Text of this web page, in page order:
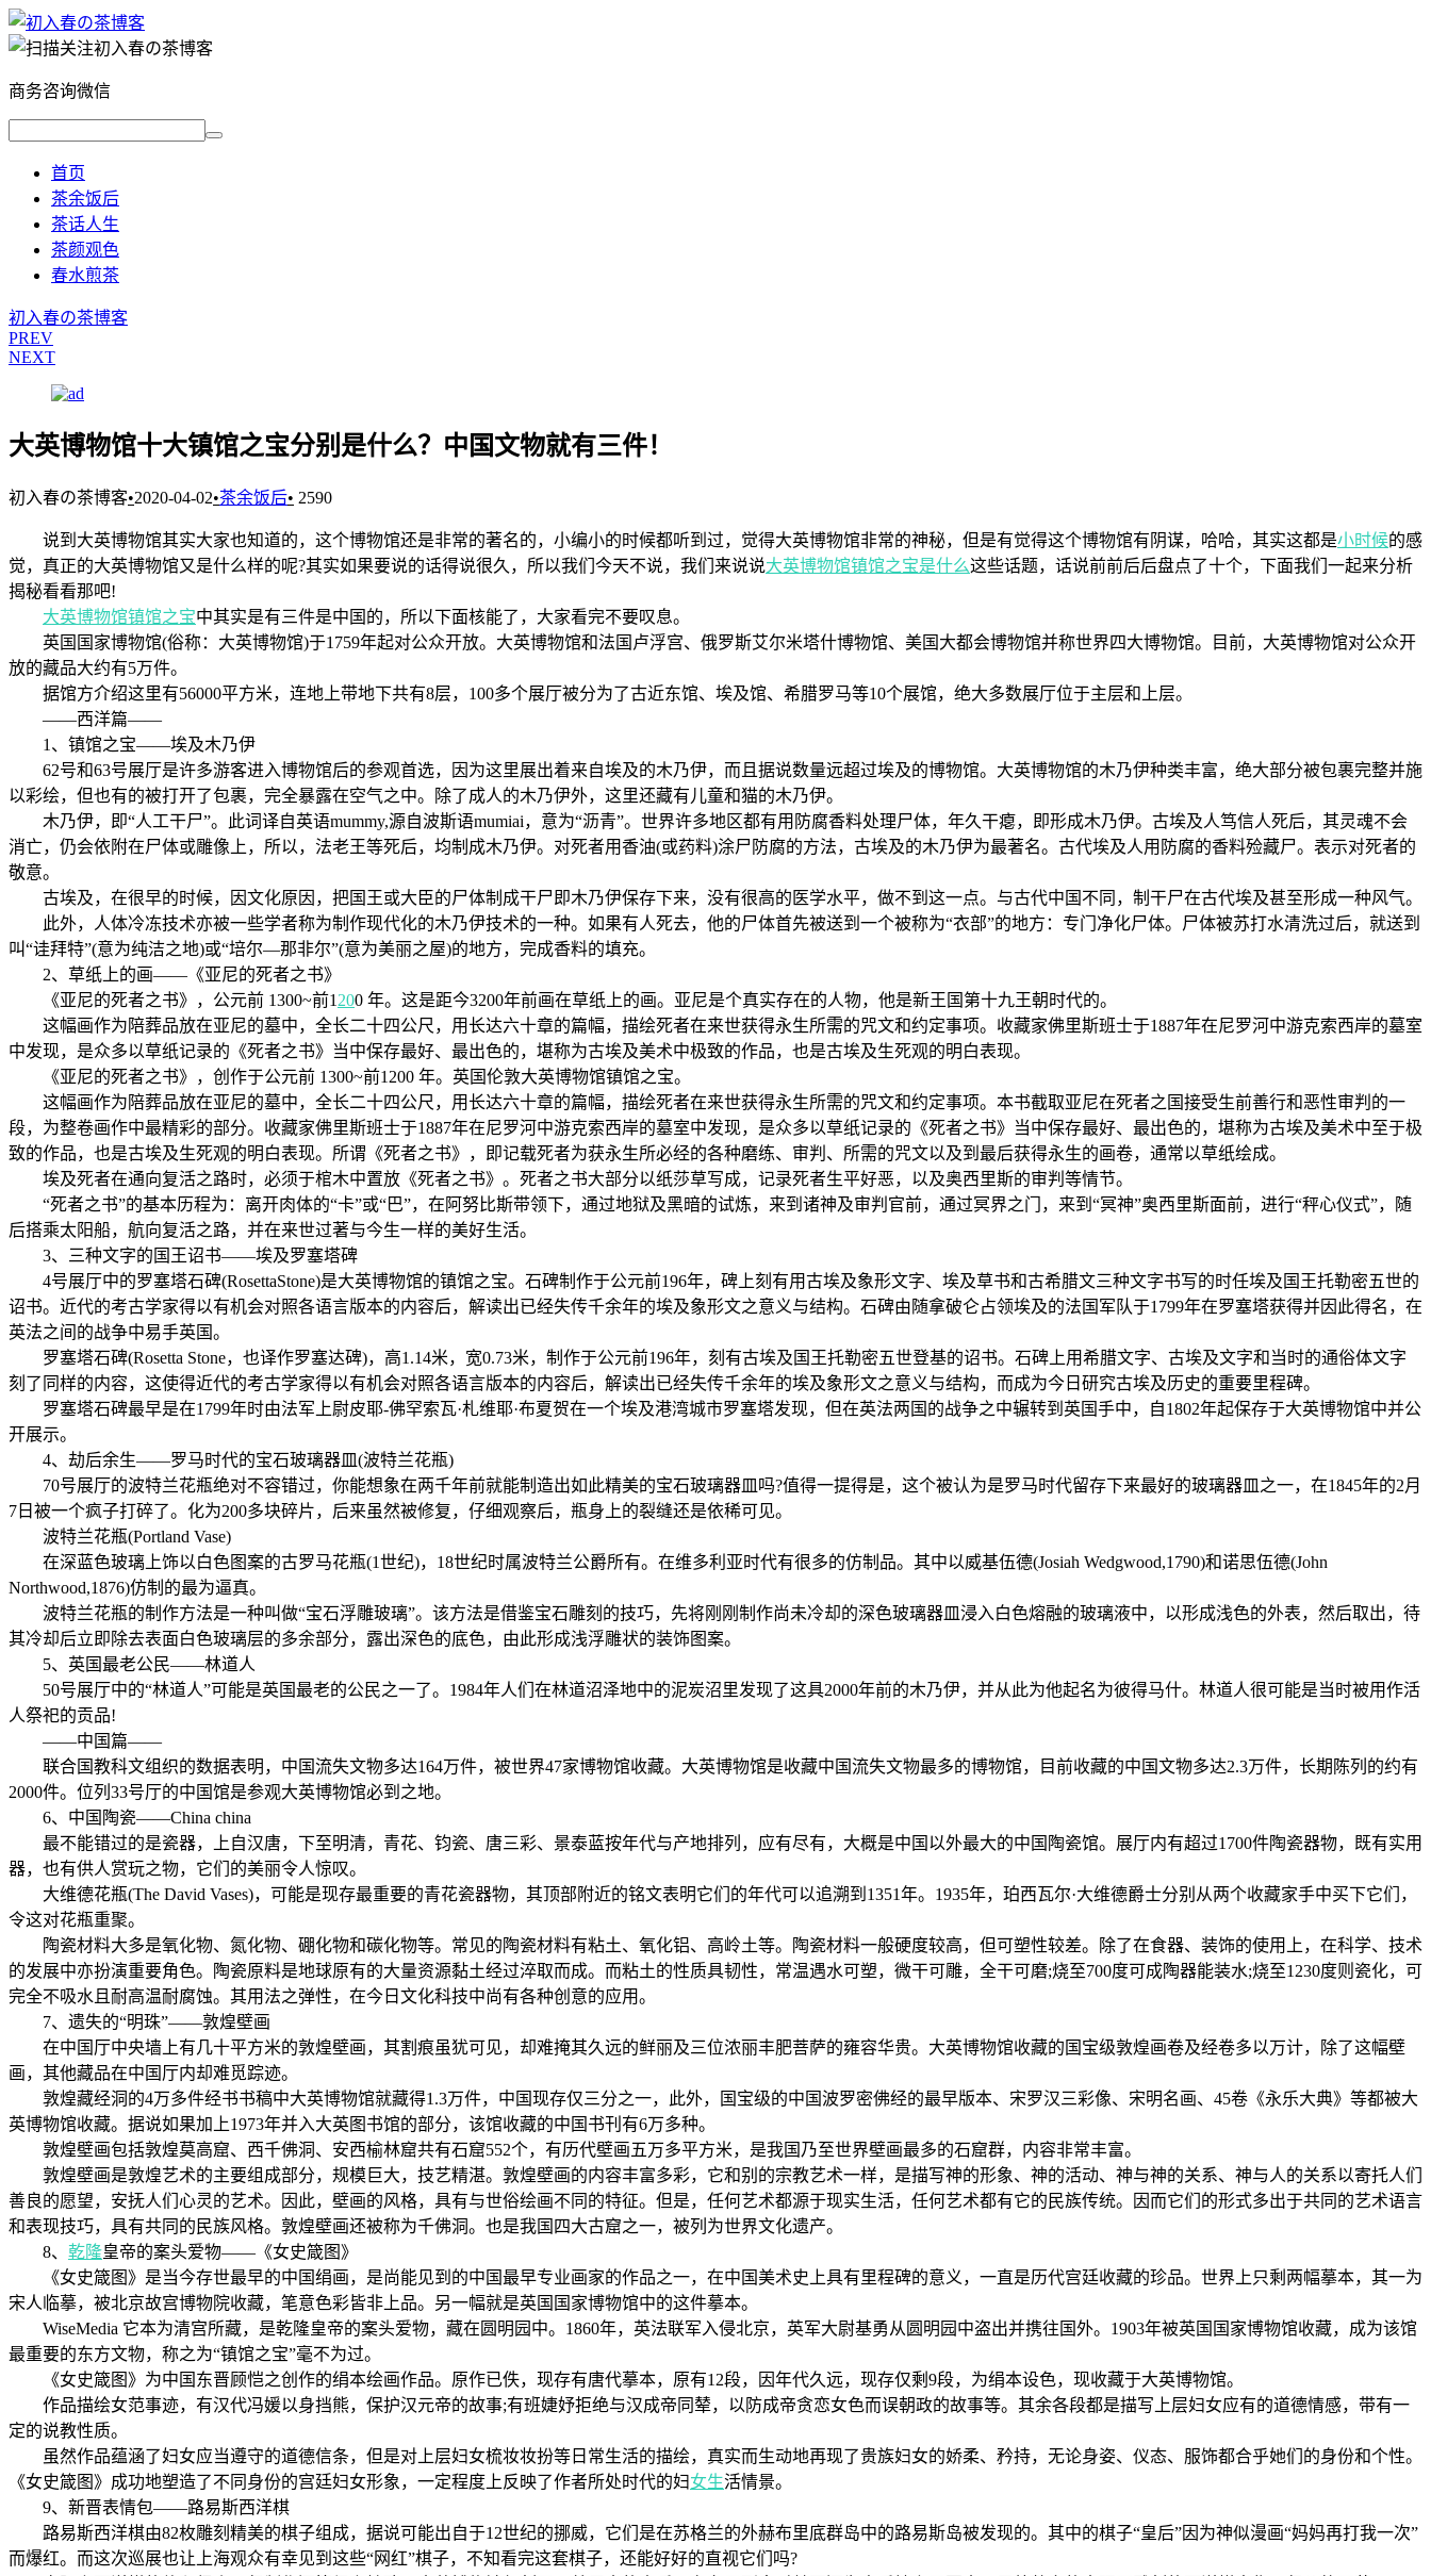
商务咨询微信
首页
茶余饭后
茶话人生
茶颜观色
春水煎茶
初入春の茶博客
PREV
NEXT
大英博物馆十大镇馆之宝分别是什么？中国文物就有三件！
初入春の茶博客•2020-04-02•茶余饭后• 2590
说到大英博物馆其实大家也知道的，这个博物馆还是非常的著名的，小编小的时候都听到过，觉得大英博物馆非常的神秘，但是有觉得这个博物馆有阴谋，哈哈，其实这都是小时候的感
觉，真正的大英博物馆又是什么样的呢?其实如果要说的话得说很久，所以我们今天不说，我们来说说大英博物馆镇馆之宝是什么这些话题，话说前前后后盘点了十个，下面我们一起来分析
揭秘看看那吧!
大英博物馆镇馆之宝中其实是有三件是中国的，所以下面核能了，大家看完不要叹息。
英国国家博物馆(俗称：大英博物馆)于1759年起对公众开放。大英博物馆和法国卢浮宫、俄罗斯艾尔米塔什博物馆、美国大都会博物馆并称世界四大博物馆。目前，大英博物馆对公众开
放的藏品大约有5万件。
据馆方介绍这里有56000平方米，连地上带地下共有8层，100多个展厅被分为了古近东馆、埃及馆、希腊罗马等10个展馆，绝大多数展厅位于主层和上层。
——西洋篇——
1、镇馆之宝——埃及木乃伊
62号和63号展厅是许多游客进入博物馆后的参观首选，因为这里展出着来自埃及的木乃伊，而且据说数量远超过埃及的博物馆。大英博物馆的木乃伊种类丰富，绝大部分被包裹完整并施
以彩绘，但也有的被打开了包裹，完全暴露在空气之中。除了成人的木乃伊外，这里还藏有儿童和猫的木乃伊。
木乃伊，即“人工干尸”。此词译自英语mummy,源自波斯语mumiai，意为“沥青”。世界许多地区都有用防腐香料处理尸体，年久干瘪，即形成木乃伊。古埃及人笃信人死后，其灵魂不会
消亡，仍会依附在尸体或雕像上，所以，法老王等死后，均制成木乃伊。对死者用香油(或药料)涂尸防腐的方法，古埃及的木乃伊为最著名。古代埃及人用防腐的香料殓藏尸。表示对死者的
敬意。
古埃及，在很早的时候，因文化原因，把国王或大臣的尸体制成干尸即木乃伊保存下来，没有很高的医学水平，做不到这一点。与古代中国不同，制干尸在古代埃及甚至形成一种风气。
此外，人体冷冻技术亦被一些学者称为制作现代化的木乃伊技术的一种。如果有人死去，他的尸体首先被送到一个被称为“衣部”的地方：专门净化尸体。尸体被苏打水清洗过后，就送到
叫“诖拜特”(意为纯洁之地)或“培尔—那非尔”(意为美丽之屋)的地方，完成香料的填充。
2、草纸上的画——《亚尼的死者之书》
《亚尼的死者之书》，公元前 1300~前1 200 年。这是距今3200年前画在草纸上的画。亚尼是个真实存在的人物，他是新王国第十九王朝时代的。
这幅画作为陪葬品放在亚尼的墓中，全长二十四公尺，用长达六十章的篇幅，描绘死者在来世获得永生所需的咒文和约定事项。收藏家佛里斯班士于1887年在尼罗河中游克索西岸的墓室
中发现，是众多以草纸记录的《死者之书》当中保存最好、最出色的，堪称为古埃及美术中极致的作品，也是古埃及生死观的明白表现。
《亚尼的死者之书》，创作于公元前 1300~前1200 年。英国伦敦大英博物馆镇馆之宝。
这幅画作为陪葬品放在亚尼的墓中，全长二十四公尺，用长达六十章的篇幅，描绘死者在来世获得永生所需的咒文和约定事项。本书截取亚尼在死者之国接受生前善行和恶性审判的一
段，为整卷画作中最精彩的部分。收藏家佛里斯班士于1887年在尼罗河中游克索西岸的墓室中发现，是众多以草纸记录的《死者之书》当中保存最好、最出色的，堪称为古埃及美术中至于极
致的作品，也是古埃及生死观的明白表现。所谓《死者之书》，即记载死者为获永生所必经的各种磨练、审判、所需的咒文以及到最后获得永生的画卷，通常以草纸绘成。
埃及死者在通向复活之路时，必须于棺木中置放《死者之书》。死者之书大部分以纸莎草写成，记录死者生平好恶，以及奥西里斯的审判等情节。
“死者之书”的基本历程为：离开肉体的“卡”或“巴”，在阿努比斯带领下，通过地狱及黑暗的试炼，来到诸神及审判官前，通过冥界之门，来到“冥神”奥西里斯面前，进行“秤心仪式”，随
后搭乘太阳船，航向复活之路，并在来世过著与今生一样的美好生活。
3、三种文字的国王诏书——埃及罗塞塔碑
4号展厅中的罗塞塔石碑(RosettaStone)是大英博物馆的镇馆之宝。石碑制作于公元前196年，碑上刻有用古埃及象形文字、埃及草书和古希腊文三种文字书写的时任埃及国王托勒密五世的
诏书。近代的考古学家得以有机会对照各语言版本的内容后，解读出已经失传千余年的埃及象形文之意义与结构。石碑由随拿破仑占领埃及的法国军队于1799年在罗塞塔获得并因此得名，在
英法之间的战争中易手英国。
罗塞塔石碑(Rosetta Stone，也译作罗塞达碑)，高1.14米，宽0.73米，制作于公元前196年，刻有古埃及国王托勒密五世登基的诏书。石碑上用希腊文字、古埃及文字和当时的通俗体文字
刻了同样的内容，这使得近代的考古学家得以有机会对照各语言版本的内容后，解读出已经失传千余年的埃及象形文之意义与结构，而成为今日研究古埃及历史的重要里程碑。
罗塞塔石碑最早是在1799年时由法军上尉皮耶-佛罕索瓦·札维耶·布夏贺在一个埃及港湾城市罗塞塔发现，但在英法两国的战争之中辗转到英国手中，自1802年起保存于大英博物馆中并公
开展示。
4、劫后余生——罗马时代的宝石玻璃器皿(波特兰花瓶)
70号展厅的波特兰花瓶绝对不容错过，你能想象在两千年前就能制造出如此精美的宝石玻璃器皿吗?值得一提得是，这个被认为是罗马时代留存下来最好的玻璃器皿之一，在1845年的2月
7日被一个疯子打碎了。化为200多块碎片，后来虽然被修复，仔细观察后，瓶身上的裂缝还是依稀可见。
波特兰花瓶(Portland Vase)
在深蓝色玻璃上饰以白色图案的古罗马花瓶(1世纪)，18世纪时属波特兰公爵所有。在维多利亚时代有很多的仿制品。其中以威基伍德(Josiah Wedgwood,1790)和诺思伍德(John
Northwood,1876)仿制的最为逼真。
波特兰花瓶的制作方法是一种叫做“宝石浮雕玻璃”。该方法是借鉴宝石雕刻的技巧，先将刚刚制作尚未冷却的深色玻璃器皿浸入白色熔融的玻璃液中，以形成浅色的外表，然后取出，待
其冷却后立即除去表面白色玻璃层的多余部分，露出深色的底色，由此形成浅浮雕状的装饰图案。
5、英国最老公民——林道人
50号展厅中的“林道人”可能是英国最老的公民之一了。1984年人们在林道沼泽地中的泥炭沼里发现了这具2000年前的木乃伊，并从此为他起名为彼得马什。林道人很可能是当时被用作活
人祭祀的贡品!
——中国篇——
联合国教科文组织的数据表明，中国流失文物多达164万件，被世界47家博物馆收藏。大英博物馆是收藏中国流失文物最多的博物馆，目前收藏的中国文物多达2.3万件，长期陈列的约有
2000件。位列33号厅的中国馆是参观大英博物馆必到之地。
6、中国陶瓷——China china
最不能错过的是瓷器，上自汉唐，下至明清，青花、钧瓷、唐三彩、景泰蓝按年代与产地排列，应有尽有，大概是中国以外最大的中国陶瓷馆。展厅内有超过1700件陶瓷器物，既有实用
器，也有供人赏玩之物，它们的美丽令人惊叹。
大维德花瓶(The David Vases)，可能是现存最重要的青花瓷器物，其顶部附近的铭文表明它们的年代可以追溯到1351年。1935年，珀西瓦尔·大维德爵士分别从两个收藏家手中买下它们，
令这对花瓶重聚。
陶瓷材料大多是氧化物、氮化物、硼化物和碳化物等。常见的陶瓷材料有粘土、氧化铝、高岭土等。陶瓷材料一般硬度较高，但可塑性较差。除了在食器、装饰的使用上，在科学、技术
的发展中亦扮演重要角色。陶瓷原料是地球原有的大量资源黏土经过淬取而成。而粘土的性质具韧性，常温遇水可塑，微干可雕，全干可磨;烧至700度可成陶器能装水;烧至1230度则瓷化，可
完全不吸水且耐高温耐腐蚀。其用法之弹性，在今日文化科技中尚有各种创意的应用。
7、遗失的“明珠”——敦煌壁画
在中国厅中央墙上有几十平方米的敦煌壁画，其割痕虽犹可见，却难掩其久远的鲜丽及三位浓丽丰肥菩萨的雍容华贵。大英博物馆收藏的国宝级敦煌画卷及经卷多以万计，除了这幅壁
画，其他藏品在中国厅内却难觅踪迹。
敦煌藏经洞的4万多件经书书稿中大英博物馆就藏得1.3万件，中国现存仅三分之一，此外，国宝级的中国波罗密佛经的最早版本、宋罗汉三彩像、宋明名画、45卷《永乐大典》等都被大
英博物馆收藏。据说如果加上1973年并入大英图书馆的部分，该馆收藏的中国书刊有6万多种。
敦煌壁画包括敦煌莫高窟、西千佛洞、安西榆林窟共有石窟552个，有历代壁画五万多平方米，是我国乃至世界壁画最多的石窟群，内容非常丰富。
敦煌壁画是敦煌艺术的主要组成部分，规模巨大，技艺精湛。敦煌壁画的内容丰富多彩，它和别的宗教艺术一样，是描写神的形象、神的活动、神与神的关系、神与人的关系以寄托人们
善良的愿望，安抚人们心灵的艺术。因此，壁画的风格，具有与世俗绘画不同的特征。但是，任何艺术都源于现实生活，任何艺术都有它的民族传统。因而它们的形式多出于共同的艺术语言
和表现技巧，具有共同的民族风格。敦煌壁画还被称为千佛洞。也是我国四大古窟之一，被列为世界文化遗产。
8、 乾隆皇帝的案头爱物——《女史箴图》
《女史箴图》是当今存世最早的中国绢画，是尚能见到的中国最早专业画家的作品之一，在中国美术史上具有里程碑的意义，一直是历代宫廷收藏的珍品。世界上只剩两幅摹本，其一为
宋人临摹，被北京故宫博物院收藏，笔意色彩皆非上品。另一幅就是英国国家博物馆中的这件摹本。
WiseMedia 它本为清宫所藏，是乾隆皇帝的案头爱物，藏在圆明园中。1860年，英法联军入侵北京，英军大尉基勇从圆明园中盗出并携往国外。1903年被英国国家博物馆收藏，成为该馆
最重要的东方文物，称之为“镇馆之宝”毫不为过。
《女史箴图》为中国东晋顾恺之创作的绢本绘画作品。原作已佚，现存有唐代摹本，原有12段，因年代久远，现存仅剩9段，为绢本设色，现收藏于大英博物馆。
作品描绘女范事迹，有汉代冯媛以身挡熊，保护汉元帝的故事;有班婕妤拒绝与汉成帝同辇，以防成帝贪恋女色而误朝政的故事等。其余各段都是描写上层妇女应有的道德情感，带有一
定的说教性质。
虽然作品蕴涵了妇女应当遵守的道德信条，但是对上层妇女梳妆妆扮等日常生活的描绘，真实而生动地再现了贵族妇女的娇柔、矜持，无论身姿、仪态、服饰都合乎她们的身份和个性。
《女史箴图》成功地塑造了不同身份的宫廷妇女形象，一定程度上反映了作者所处时代的妇女生活情景。
9、新晋表情包——路易斯西洋棋
路易斯西洋棋由82枚雕刻精美的棋子组成，据说可能出自于12世纪的挪威，它们是在苏格兰的外赫布里底群岛中的路易斯岛被发现的。其中的棋子“皇后”因为神似漫画“妈妈再打我一次”
而爆红。而这次巡展也让上海观众有幸见到这些“网红”棋子，不知看完这套棋子，还能好好的直视它们吗?